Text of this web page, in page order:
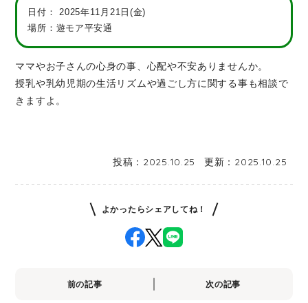
日付：2025年11月21日(金)
場所：遊モア平安通
ママやお子さんの心身の事、心配や不安ありませんか。
授乳や乳幼児期の生活リズムや過ごし方に関する事も相談で
きますよ。
投稿： 2025.10.25 更新： 2025.10.25
よかったらシェアしてね！
前の記事 次の記事